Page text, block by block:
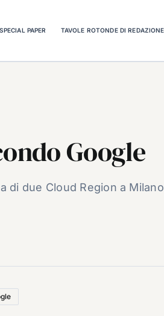
SPECIAL PAPER TAVOLE ROTONDE DI REDAZIONE
Google
di due Cloud Region a